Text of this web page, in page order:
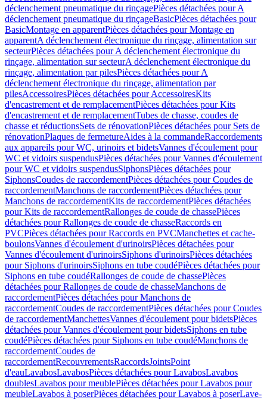
déclenchement pneumatique du rinçagePièces détachées pour A
déclenchement pneumatique du rinçageBasicPièces détachées pour
BasicMontage en apparentPièces détachées pour Montage en
apparentA déclenchement électronique du rinçage, alimentation sur
secteurPièces détachées pour A déclenchement électronique du
rinçage, alimentation sur secteurA déclenchement électronique du
rinçage, alimentation par pilesPièces détachées pour A
déclenchement électronique du rinçage, alimentation par
pilesAccessoiresPièces détachées pour AccessoiresKits
d'encastrement et de remplacementPièces détachées pour Kits
d'encastrement et de remplacementTubes de chasse, coudes de
chasse et réductionsSets de rénovationPièces détachées pour Sets de
rénovationPlaques de fermetureAides à la commandeRaccordements
aux appareils pour WC, urinoirs et bidetsVannes d'écoulement pour
WC et vidoirs suspendusPièces détachées pour Vannes d'écoulement
pour WC et vidoirs suspendusSiphonsPièces détachées pour
SiphonsCoudes de raccordementPièces détachées pour Coudes de
raccordementManchons de raccordementPièces détachées pour
Manchons de raccordementKits de raccordementPièces détachées
pour Kits de raccordementRallonges de coude de chassePièces
détachées pour Rallonges de coude de chasseRaccords en
PVCPièces détachées pour Raccords en PVCManchettes et cache-
boulonsVannes d'écoulement d'urinoirsPièces détachées pour
Vannes d'écoulement d'urinoirsSiphons d'urinoirsPièces détachées
pour Siphons d'urinoirsSiphons en tube coudéPièces détachées pour
Siphons en tube coudéRallonges de coude de chassePièces
détachées pour Rallonges de coude de chasseManchons de
raccordementPièces détachées pour Manchons de
raccordementCoudes de raccordementPièces détachées pour Coudes
de raccordementManchettesVannes d'écoulement pour bidetsPièces
détachées pour Vannes d'écoulement pour bidetsSiphons en tube
coudéPièces détachées pour Siphons en tube coudéManchons de
raccordementCoudes de
raccordementRecouvrementsRaccordsJointsPoint
d'eauLavabosLavabosPièces détachées pour LavabosLavabos
doublesLavabos pour meublePièces détachées pour Lavabos pour
meubleLavabos à poserPièces détachées pour Lavabos à poserLave-